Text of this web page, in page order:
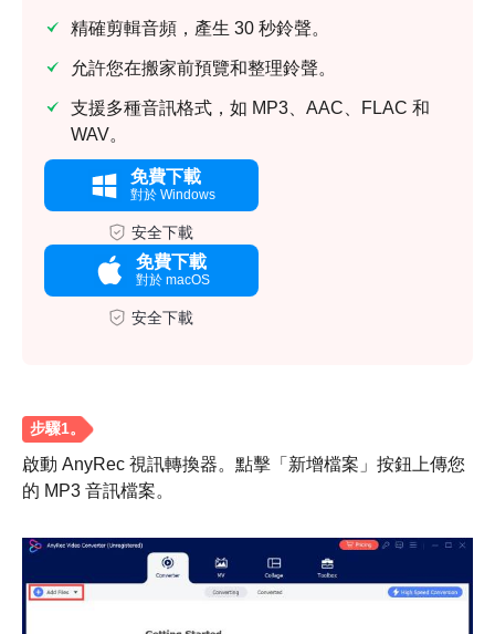
精確剪輯音頻，產生 30 秒鈴聲。
允許您在搬家前預覽和整理鈴聲。
支援多種音訊格式，如 MP3、AAC、FLAC 和
WAV。
免費下載
對於 Windows
安全下載
免費下載
對於 macOS
安全下載
啟動 AnyRec 視訊轉換器。點擊「新增檔案」按鈕上傳您
的 MP3 音訊檔案。